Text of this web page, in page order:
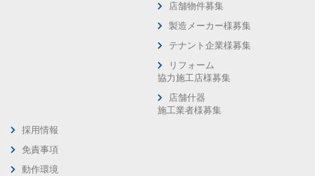
店舗物件募集
製造メーカー様募集
テナント企業様募集
リフォーム
協力施工店様募集
店舗什器
施工業者様募集
採用情報
免責事項
動作環境